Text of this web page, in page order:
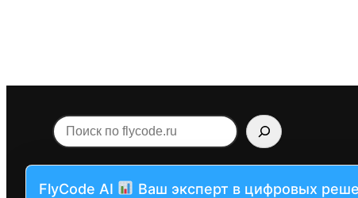
Поиск
по
FlyCode AI Ваш эксперт в цифровых